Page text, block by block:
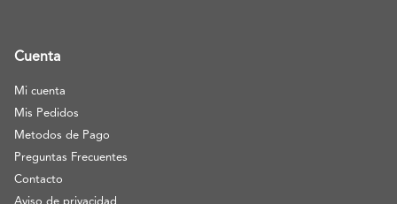
Cuenta
Mi cuenta
Mis Pedidos
Metodos de Pago
Preguntas Frecuentes
Contacto